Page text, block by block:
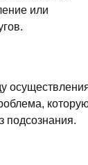
или
подсознания.